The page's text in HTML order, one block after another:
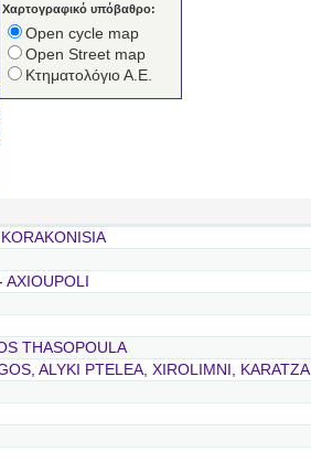
Χαρτογραφικό υπόβαθρο:
Open cycle map
Open Street map
Κτηματολόγιο Α.Ε.
AXIOUPOLI
THASOPOULA
ALYKI PTELEA, XIROLIMNI, KARATZA